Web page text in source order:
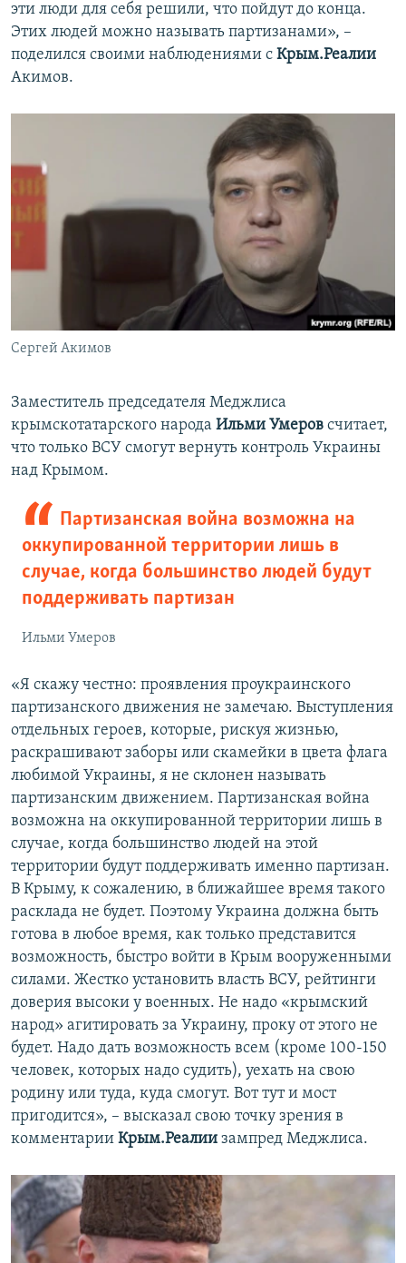
эти люди для себя решили, что пойдут до конца.
Этих людей можно называть партизанами», –
поделился своими наблюдениями с Крым.Реалии
Акимов.
Сергей Акимов
Заместитель председателя Меджлиса
крымскотатарского народа Ильми Умеров считает,
что только ВСУ смогут вернуть контроль Украины
над Крымом.
Партизанская война возможна на
оккупированной территории лишь в
случае, когда большинство людей будут
поддерживать партизан
Ильми Умеров
«Я скажу честно: проявления проукраинского
партизанского движения не замечаю. Выступления
отдельных героев, которые, рискуя жизнью,
раскрашивают заборы или скамейки в цвета флага
любимой Украины, я не склонен называть
партизанским движением. Партизанская война
возможна на оккупированной территории лишь в
случае, когда большинство людей на этой
территории будут поддерживать именно партизан.
В Крыму, к сожалению, в ближайшее время такого
расклада не будет. Поэтому Украина должна быть
готова в любое время, как только представится
возможность, быстро войти в Крым вооруженными
силами. Жестко установить власть ВСУ, рейтинги
доверия высоки у военных. Не надо «крымский
народ» агитировать за Украину, проку от этого не
будет. Надо дать возможность всем (кроме 100-150
человек, которых надо судить), уехать на свою
родину или туда, куда смогут. Вот тут и мост
пригодится», – высказал свою точку зрения в
комментарии Крым.Реалии зампред Меджлиса.